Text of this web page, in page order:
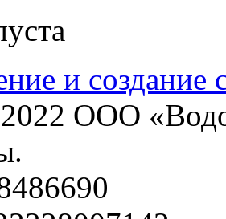
и создание
ООО